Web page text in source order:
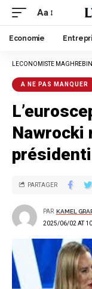
Aa
Economie
LECONOMISTE MAGHREBIN
A NE PAS MANQUER
Nawrocki
2025/06/02 AT
PAR KAMEL
PARTAGER